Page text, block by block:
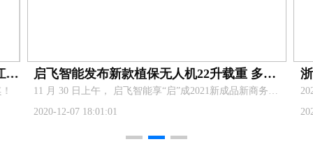
喜报！杭州启飞智能科技有限公司荣获浙江省技术进步一等奖！ 启飞智能发布新款植保无人机22升载重 多功能机架 AG3Pro核心部件
​11 月 30 日上午， 启飞智能享“启”成2021新成品新商务发布会在杭州举行,共同见证探讨科技对农业行业的推动，展望智慧农业新发展。
2020-12-07 18:01:01